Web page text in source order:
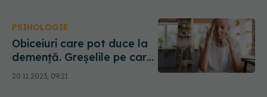
PSIHOLOGIE
Obiceiuri care pot duce la
demență. Greșelile pe care
le faci tot timpul
20.11.2023, 09:21